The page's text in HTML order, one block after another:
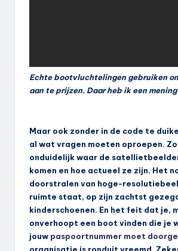
Echte bootvluchtelingen gebruiken
aan te prijzen. Daar heb ik een
Maar ook zonder in de code te
al wat vragen moeten oproepen.
onduidelijk waar de
komen en hoe actueel ze zijn. Het
doorstralen van hoge-
ruimte staat, op zijn zachtst
kinderschoenen. En het feit dat je,
onverhoopt een boot vinden die je
jouw paspoortnummer moet